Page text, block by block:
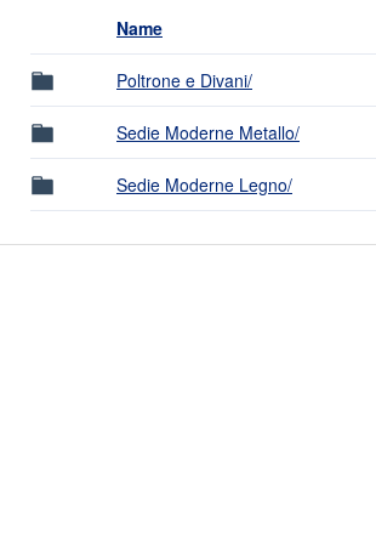
Name
Poltrone e Divani/
Sedie Moderne Metallo/
Sedie Moderne Legno/